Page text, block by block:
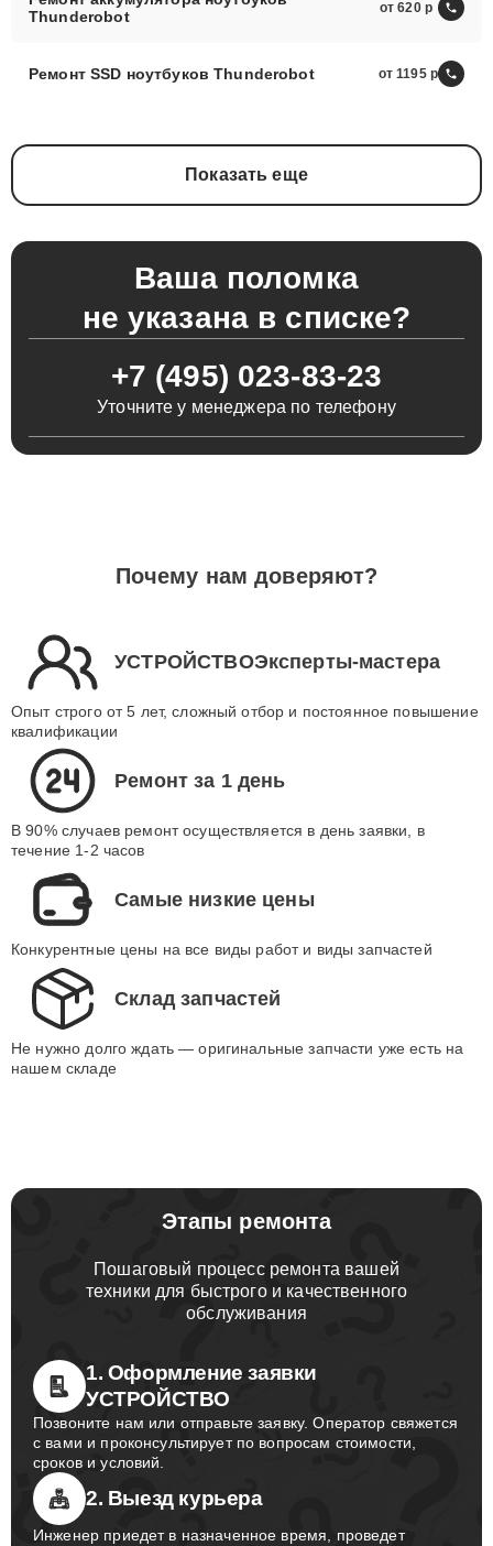
Thunderobot
от 620
Ремонт SSD ноутбуков Thunderobot от 1195
Показать еще
Ваша поломка
не указана в списке?
+7 (495) 023-83-23
Уточните у менеджера по телефону
Почему нам доверяют?
УСТРОЙСТВОЭксперты-мастера
Опыт строго от 5 лет, сложный отбор и постоянное повышение
квалификации
Ремонт за 1 день
В 90% случаев ремонт осуществляется в день заявки, в
течение 1-2 часов
Самые низкие цены
Конкурентные цены на все виды работ и виды запчастей
Склад запчастей
Не нужно долго ждать — оригинальные запчасти уже есть на
нашем складе
Этапы ремонта
Пошаговый процесс ремонта вашей
техники для быстрого и качественного
обслуживания
1. Оформление заявки
УСТРОЙСТВО
Позвоните нам или отправьте заявку. Оператор свяжется
с вами и проконсультирует по вопросам стоимости,
сроков и условий.
2. Выезд курьера
Инженер приедет в назначенное время, проведет